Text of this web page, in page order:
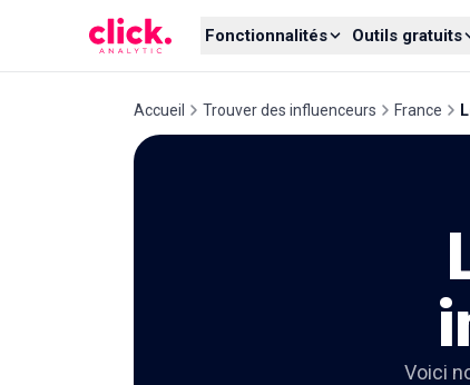
Fonctionnalités Outils gratuits
Accueil Trouver des influenceurs France
Voici